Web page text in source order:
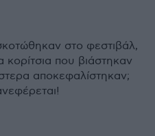
στο φεστιβάλ,
κορίτσια που βιάστηκαν
αποκεφαλίστηκαν;